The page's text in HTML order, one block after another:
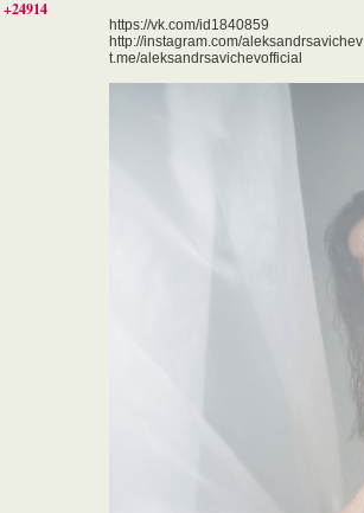
+24914
https://vk.com/id1840859
http://instagram.com/aleksandrsavichev
t.me/aleksandrsavichevofficial